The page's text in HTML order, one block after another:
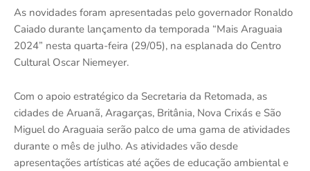
As novidades foram apresentadas pelo governador Ronaldo
Caiado durante lançamento da temporada “Mais Araguaia
2024” nesta quarta-feira (29/05), na esplanada do Centro
Cultural Oscar Niemeyer.
Com o apoio estratégico da Secretaria da Retomada, as
cidades de Aruanã, Aragarças, Britânia, Nova Crixás e São
Miguel do Araguaia serão palco de uma gama de atividades
durante o mês de julho. As atividades vão desde
apresentações artísticas até ações de educação ambiental e